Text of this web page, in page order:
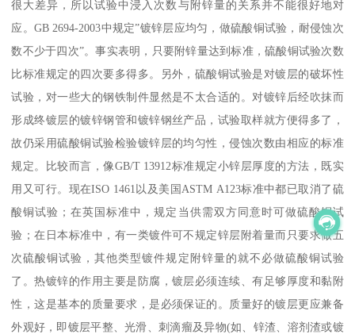
很大差异，所以试验中浸入次数与附锌量的关系并不能很好地对
应。GB 2694-2003中规定”镀锌层应均匀，做硫酸铜试验，耐侵蚀次
数不少于四次”。事实表明，只要附锌量达到标准，硫酸铜试验次数
比标准规定的四次要多得多。另外，硫酸铜试验是对镀层的破坏性
试验，对一些大的钢铁制件显然是不太合适的。对镀锌后经吹抹而
形成终镀层的镀锌钢管和镀锌钢丝产品，试验取样就方便得多了，
故仍采用硫酸铜试验检验镀锌层的均匀性，侵蚀次数由相应的标准
规定。比较而言，像GB/T 13912标准规定小锌层厚度的方法，既实
用又可行。现在ISO 1461以及美国ASTM A123标准中都已取消了硫
酸铜试验；在英国标准中，规定当供需双方同意时可做硫酸铜试
验；在日本标准中，有一类镀件可不规定锌层附着量而只要求做五
次硫酸铜试验，其他类型镀件规定附锌量的就不必做硫酸铜试验
了。热镀锌的作用主要是防腐，镀层必须连续、有足够厚度和黏附
性，这是基本的质量要求，是必须保证的。质量好的镀层更应兼备
外观好，即镀层平整、光滑、刺滴瘤及异物(如、锌渣、溶剂渣或镀